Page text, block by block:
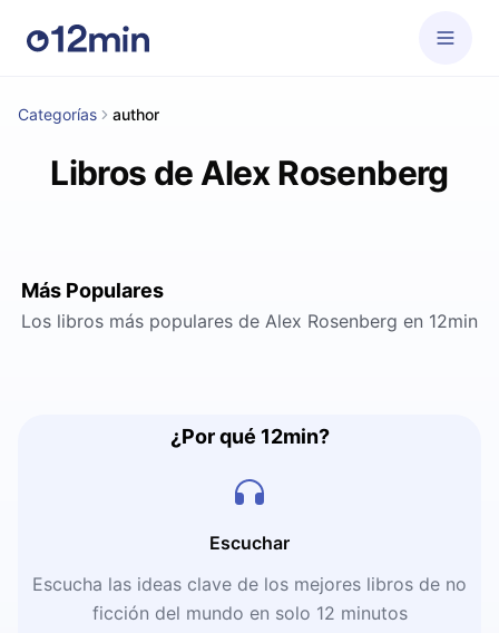
Categorías author
Libros de Alex Rosenberg
Más Populares
Los libros más populares de Alex Rosenberg en 12min
¿Por qué 12min?
Escuchar
Escucha las ideas clave de los mejores libros de no
ficción del mundo en solo 12 minutos